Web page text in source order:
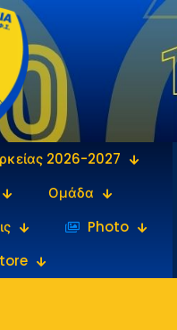
2026-2027
Ομάδα
‎‏‏‎ ‎Photo